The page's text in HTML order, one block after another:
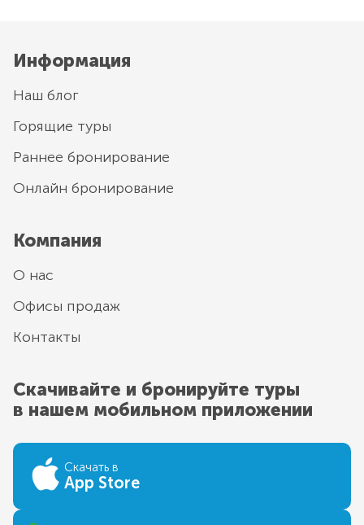
Информация
Наш блог
Горящие туры
Раннее бронирование
Онлайн бронирование
Компания
О нас
Офисы продаж
Контакты
Скачивайте и бронируйте туры
в нашем мобильном приложении
Скачать в
App Store